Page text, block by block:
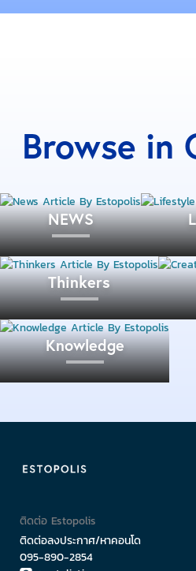
จากรัฐบาล ไม่ว่าจะเป็น สะพ
และนี่คือการวิเคราะห์จาก
จรัญสนิทวงศ์ ถึงกลายเป็นทำเล
เพราะการเชื่อมต่อเส้นทางที่หล
การเดินทางให้เลือกมากมายทั้
ทั้งเรือ และรถไฟฟ้าต่างก็รอรอ
ในย่านนี้อย่างครบครัน และเมื่
เชื่อมต่อกันเสร็จ จะมีอาคารสำ
เปิดในย่านนี้มากขึ้นอีก เรียกได้
ใหม่ของกรุงเทพมหานครก็ว่าได้
Browse in
NEWS
Thinkers
Knowledge
ติดต่อ Estopolis
ติดต่อลงประกาศ/หาคอนโด
095-890-2854